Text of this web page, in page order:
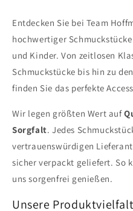
Entdecken Sie bei Team
hochwertiger
und Kinder. Von zeitlosen
Schmuckstücke bis hin zu
finden Sie das perfekte
Wir legen größten Wert auf
Sorgfalt. Jedes
vertrauenswürdigen
sicher verpackt geliefert. So
uns sorgenfrei genießen.
Unsere Produktvielfalt